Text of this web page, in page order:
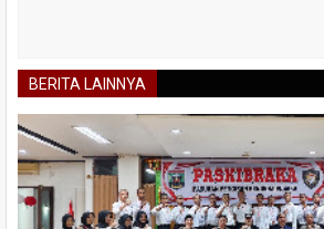
BERITA LAINNYA